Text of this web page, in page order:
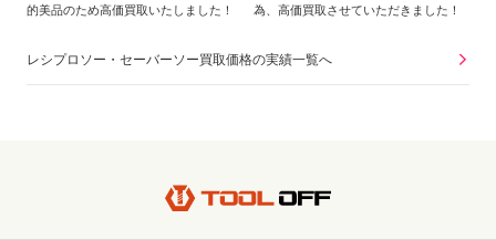
的美品のため高価買取いたしました！
為、高価買取させていただきました！
レシプロソー・セーバーソー買取価格の実績一覧へ